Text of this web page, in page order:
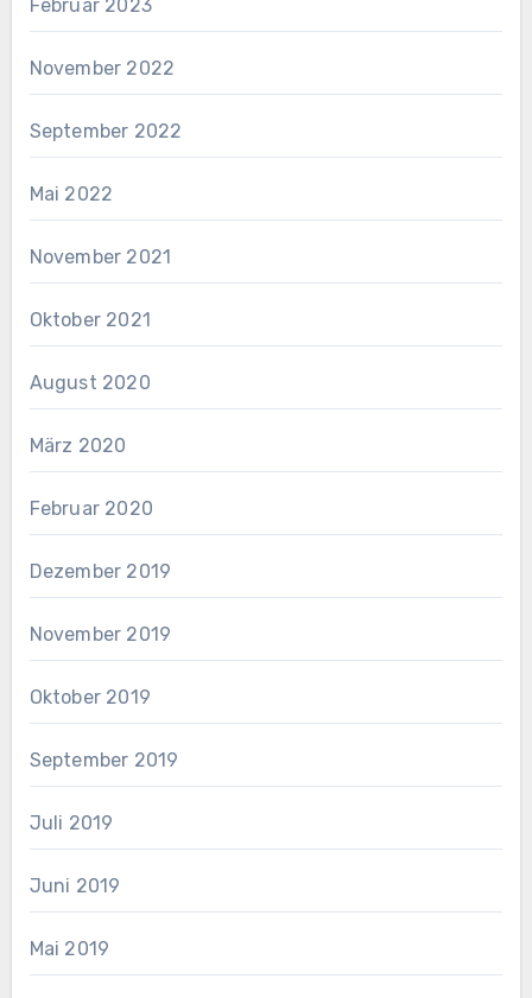
Februar 2023
November 2022
September 2022
Mai 2022
November 2021
Oktober 2021
August 2020
März 2020
Februar 2020
Dezember 2019
November 2019
Oktober 2019
September 2019
Juli 2019
Juni 2019
Mai 2019